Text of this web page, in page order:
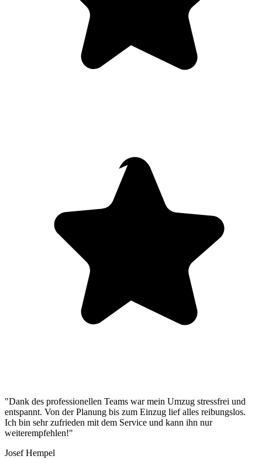
"Dank des professionellen Teams war mein Umzug stressfrei und
entspannt. Von der Planung bis zum Einzug lief alles reibungslos.
Ich bin sehr zufrieden mit dem Service und kann ihn nur
weiterempfehlen!"
Josef Hempel